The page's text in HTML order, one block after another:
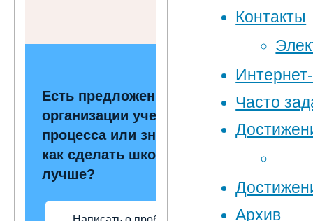
Есть предложения по
организации учебного
процесса или знаете,
как сделать школу
лучше?
Контакты
Часто
Архив